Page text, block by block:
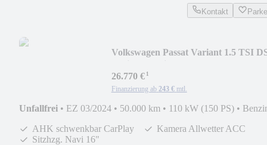
Kontakt
Volkswagen Passat Variant 1.5 TSI
26.770 €¹
Finanzierung ab 243 € mtl.
Unfallfrei • EZ 03/2024 • 50.000 km • 110 kW (150 PS) •
AHK schwenkbar CarPlay
Kamera Allwetter ACC
Sitzhzg. Navi 16"